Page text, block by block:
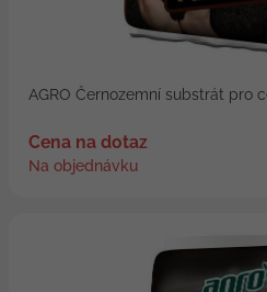
AGRO Černozemní substrát pro
Cena na dotaz
Na objednávku